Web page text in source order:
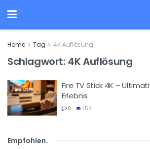
Home Tag 4K Auflösung
Schlagwort: 4K Auflösung
Fire TV Stick 4K –
Erlebnis
0 1.5K
Empfohlen.